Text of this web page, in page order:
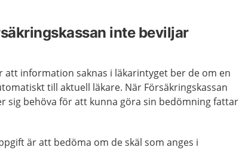
inte beviljar
att information saknas i läkarintyget ber de om en
till aktuell läkare. När Försäkringskassan
sig behöva för att kunna göra sin bedömning fattar
är att bedöma om de skäl som anges i